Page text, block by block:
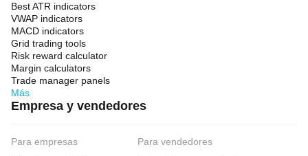
Best ATR indicators
VWAP indicators
MACD indicators
Grid trading tools
Risk reward calculator
Margin calculators
Trade manager panels
Más
Empresa y vendedores
Para empresas
Para vendedores